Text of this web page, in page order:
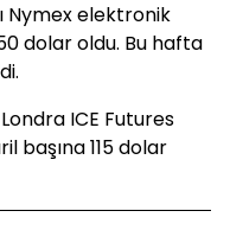
Nymex elektronik
dolar oldu. Bu hafta
ICE Futures
başına 115 dolar